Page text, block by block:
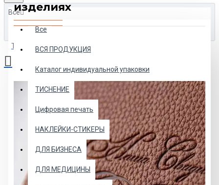
Все
Все
ВСЯ ПРОДУКЦИЯ
Каталог индивидуальной упаковки
ТИСНЕНИЕ
Цифровая печать
НАКЛЕЙКИ-СТИКЕРЫ
ДЛЯ БИЗНЕСА
ДЛЯ МЕДИЦИНЫ
Товаров: 0 (0.00р.)
Ваша корзина пуста!
изделиях